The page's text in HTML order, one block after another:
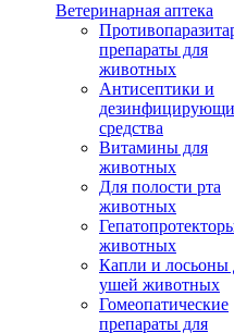
Ветеринарная аптека
препараты для
животных
Антисептики и
средства
Витамины для
животных
Для полости рта
животных
животных
Капли и лосьоны
ушей животных
Гомеопатические
препараты для